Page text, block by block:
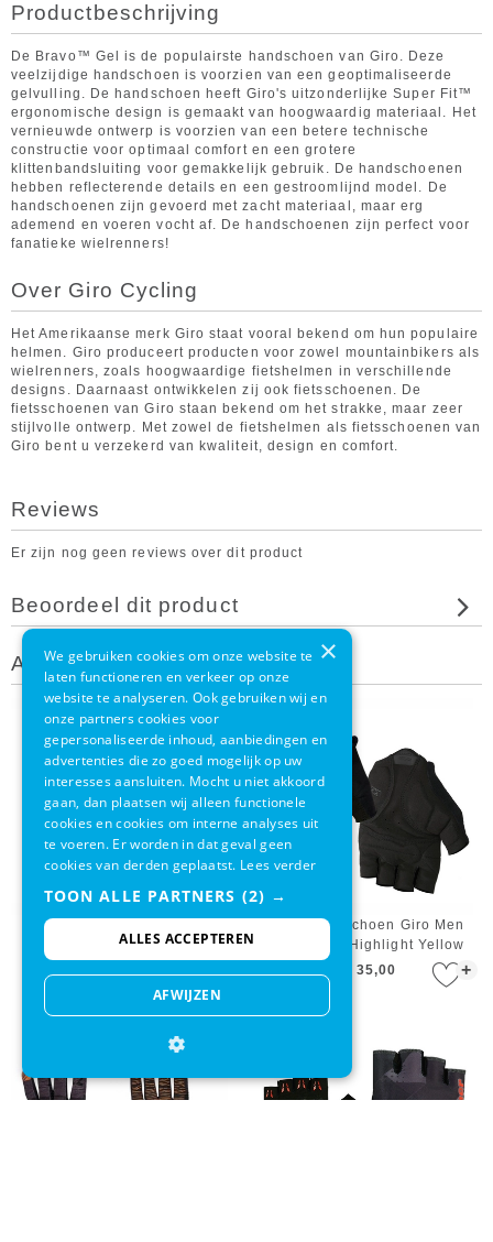
Productbeschrijving
De Bravo™ Gel is de populairste handschoen van Giro. Deze
veelzijdige handschoen is voorzien van een geoptimaliseerde
gelvulling. De handschoen heeft Giro's uitzonderlijke Super Fit™
ergonomische design is gemaakt van hoogwaardig materiaal. Het
vernieuwde ontwerp is voorzien van een betere technische
constructie voor optimaal comfort en een grotere
klittenbandsluiting voor gemakkelijk gebruik. De handschoenen
hebben reflecterende details en een gestroomlijnd model. De
handschoenen zijn gevoerd met zacht materiaal, maar erg
ademend en voeren vocht af. De handschoenen zijn perfect voor
fanatieke wielrenners!
Over Giro Cycling
Het Amerikaanse merk Giro staat vooral bekend om hun populaire
helmen. Giro produceert producten voor zowel mountainbikers als
wielrenners, zoals hoogwaardige fietshelmen in verschillende
designs. Daarnaast ontwikkelen zij ook fietsschoenen. De
fietsschoenen van Giro staan bekend om het strakke, maar zeer
stijlvolle ontwerp. Met zowel de fietshelmen als fietsschoenen van
Giro bent u verzekerd van kwaliteit, design en comfort.
Reviews
Er zijn nog geen reviews over dit product
Beoordeel dit product
Andere klanten bekeken ook
Fietshandschoen Giro Men
Bravo Gel Bright Red
+
Fietshandschoen Giro Men
Bravo Gel Highlight Yellow
€ 35,00
×
We gebruiken cookies om onze website te
laten functioneren en verkeer op onze
website te analyseren. Ook gebruiken wij en
onze partners cookies voor
gepersonaliseerde inhoud, aanbiedingen en
advertenties die zo goed mogelijk op uw
interesses aansluiten. Mocht u niet akkoord
gaan, dan plaatsen wij alleen functionele
cookies en cookies om interne analyses uit
te voeren. Er worden in dat geval geen
cookies van derden geplaatst. Lees verder
TOON ALLE PARTNERS (2) →
ALLES ACCEPTEREN
AFWIJZEN